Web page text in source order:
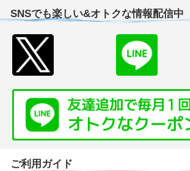
SNSでも楽しい&オトクな情報配信中
ご利用ガイド